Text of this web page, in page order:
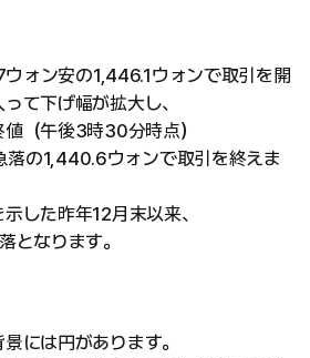
ウォン安の1,446.1ウォンで取引を開
て下げ幅が拡大し、
（午後3時30分時点）
落の1,440.6ウォンで取引を終えま
した昨年12月末以来、
となります。
には円があります。